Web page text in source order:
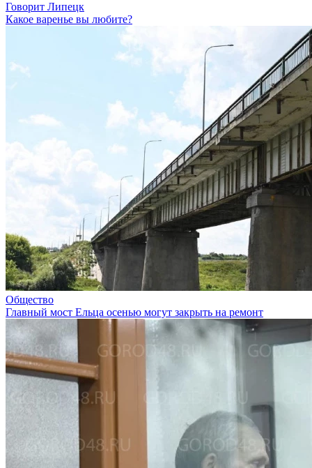
Говорит Липецк
Какое варенье вы любите?
Общество
Главный мост Ельца осенью могут закрыть на ремонт